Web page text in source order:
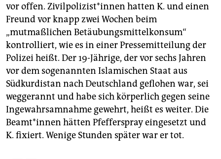
vor offen. Zi­vil­po­li­zis­t*in­nen hatten K. und einen
Freund vor knapp zwei Wochen beim
„mutmaßlichen Betäubungsmittelkonsum“
kontrolliert, wie es in einer Pressemitteilung der
Polizei heißt. Der 19-Jährige, der vor sechs Jahren
vor dem sogenannten Islamischen Staat aus
Südkurdistan nach Deutschland geflohen war, sei
weggerannt und habe sich körperlich gegen seine
Ingewahrsamnahme gewehrt, heißt es weiter. Die
Be­am­t*in­nen hätten Pfefferspray eingesetzt und
K. fixiert. Wenige Stunden später war er tot.